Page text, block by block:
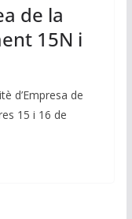
de la
15N i
d’Empresa de
15 i 16 de